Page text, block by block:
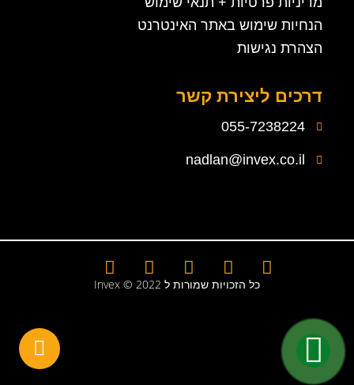
הנחיות שימוש באתר האינטרנט
הצהרת נגישות
דרכים ליצירת קשר
055-7238224
nadlan@invex.co.il
כל הזכויות שמורות ל 2022 © Invex